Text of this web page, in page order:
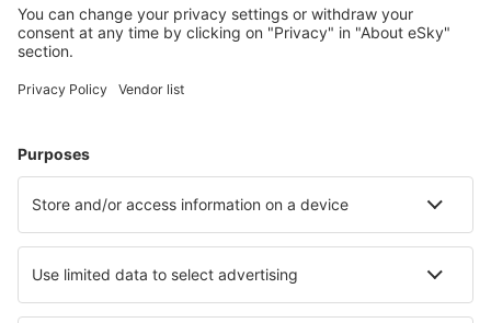
Campeche Ing. Alberto Acuna Ongay (CPE)
José M. YánezGeneral José María Yánez (GYM)
Acapulco Juan N. Álvarez (ACA)
General Leobardo C. Ruiz (ZCL)
Aguascalientes Lic. Jesus Tersn Peredo (AGU)